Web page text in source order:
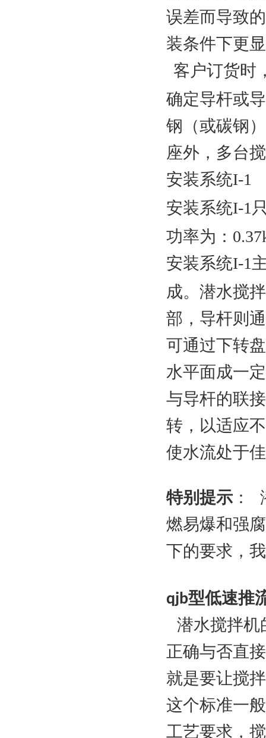
误差而导致
装条件下更
客户订货时
确定导杆或
钢（或碳钢
座外，多台
安装系统I-1
安装系统I-1
功率为：
安装系统I-1
成。潜水搅
部，导杆则
可通过下转
水平面成一
与导杆的联
转，以适应
使水流处于
特别提示 ：
燃易爆和强
下的要求，
qjb型低速推
潜水搅拌机
正确与否直
就是要让搅
这个标准一
工艺要求，